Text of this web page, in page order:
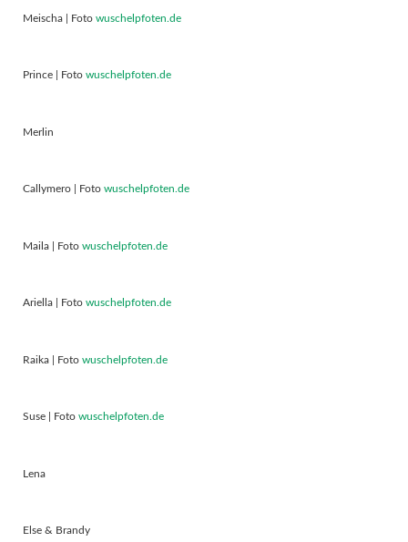
Meischa | Foto wuschelpfoten.de
Prince | Foto wuschelpfoten.de
Merlin
Callymero | Foto wuschelpfoten.de
Maila | Foto wuschelpfoten.de
Ariella | Foto wuschelpfoten.de
Raika | Foto wuschelpfoten.de
Suse | Foto wuschelpfoten.de
Lena
Else & Brandy